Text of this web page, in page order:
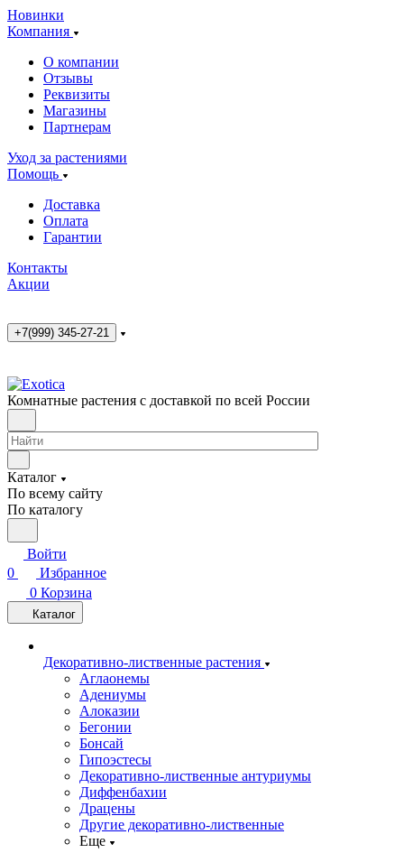
Новинки
Компания
О компании
Отзывы
Реквизиты
Магазины
Партнерам
Уход за растениями
Помощь
Доставка
Оплата
Гарантии
Контакты
Акции
+7(999) 345-27-21
Комнатные растения с доставкой по всей России
Каталог
По всему сайту
По каталогу
Войти
0
Избранное
0 Корзина
Каталог
Декоративно-лиственные растения
Аглаонемы
Адениумы
Алоказии
Бегонии
Бонсай
Гипоэстесы
Декоративно-лиственные антуриумы
Диффенбахии
Драцены
Другие декоративно-лиственные
Еще